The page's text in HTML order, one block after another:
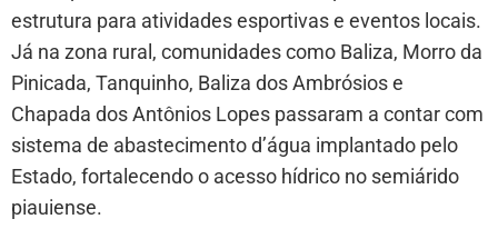
estrutura para atividades esportivas e eventos locais.
Já na zona rural, comunidades como Baliza, Morro da
Pinicada, Tanquinho, Baliza dos Ambrósios e
Chapada dos Antônios Lopes passaram a contar com
sistema de abastecimento d’água implantado pelo
Estado, fortalecendo o acesso hídrico no semiárido
piauiense.